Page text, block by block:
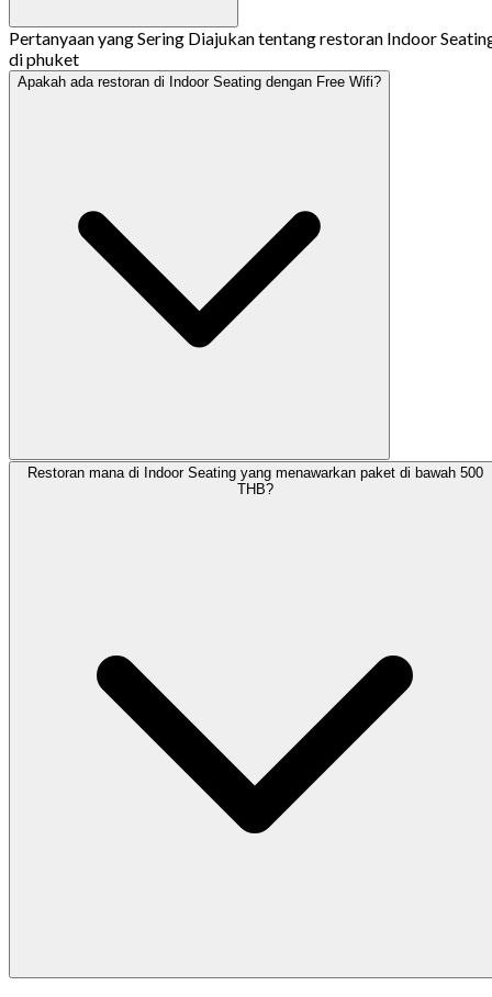
Pertanyaan yang Sering Diajukan tentang restoran Indoor
di phuket
Apakah ada restoran di Indoor Seating dengan Free Wifi?
Restoran mana di Indoor Seating yang menawarkan paket di bawah 500
THB?